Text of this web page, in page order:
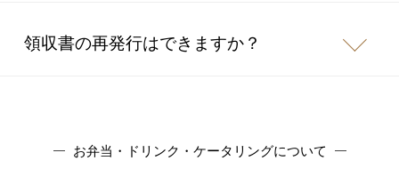
領収書の再発行はできますか？
お弁当・ドリンク・ケータリングについて